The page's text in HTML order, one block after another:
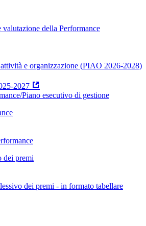
valutazione della Performance
e organizzazione (PIAO 2026-2028)
2027
Piano esecutivo di gestione
dei premi
dei premi - in formato tabellare